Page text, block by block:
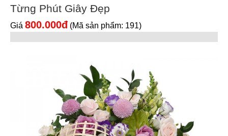
Từng Phút Giây Đẹp
Giá 800.000đ (Mã sản phẩm: 191)